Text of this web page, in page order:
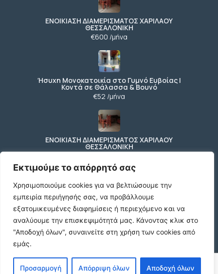
Εκτιμούμε το απόρρητό σας
Χρησιμοποιούμε cookies για να βελτιώσουμε την
εμπειρία περιήγησής σας, να προβάλλουμε
εξατομικευμένες διαφημίσεις ή περιεχόμενο και να
αναλύουμε την επισκεψιμότητά μας. Κάνοντας κλικ στο
"Αποδοχή όλων", συναινείτε στη χρήση των cookies από
εμάς.
Προσαρμογή Απόρριψη όλων Αποδοχή όλων
ΕΝΟΙΚΙΑΣΗ ΔΙΑΜΕΡΙΣΜΑΤΟΣ ΧΑΡΙΛΑΟΥ
ΘΕΣΣΑΛΟΝΙΚΗ
€600 /μήνα
Ήσυχη Μονοκατοικία στο Γυμνό Ευβοίας |
Κοντά σε Θάλασσα & Βουνό
€52 /μήνα
ΕΝΟΙΚΙΑΣΗ ΔΙΑΜΕΡΙΣΜΑΤΟΣ ΧΑΡΙΛΑΟΥ
ΘΕΣΣΑΛΟΝΙΚΗ
Κωδικος ακινητου Μ480 καταστημα στον
Ευοσμο
€500 /μήνα
© 2026 agx.gr. All rights reserved.